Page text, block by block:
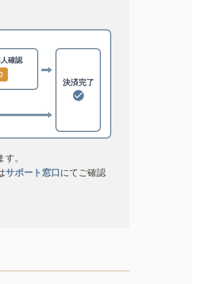
確認
決済完了
。
サポート窓口にてご確認